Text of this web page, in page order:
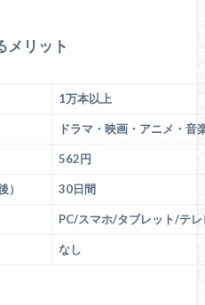
メリット
1万本以上
ドラマ・映画・アニメ・音
562円
30日間
PC/スマホ/タブレット/テ
なし